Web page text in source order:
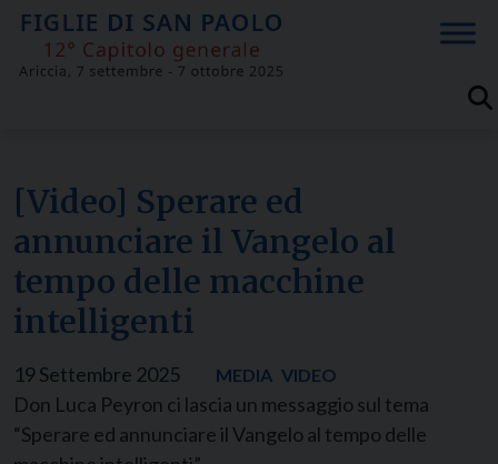
Skip
content
[Video] Sperare ed
annunciare il Vangelo al
tempo delle macchine
intelligenti
19 Settembre 2025 MEDIA VIDEO
Don Luca Peyron ci lascia un messaggio sul tema
“Sperare ed annunciare il Vangelo al tempo delle